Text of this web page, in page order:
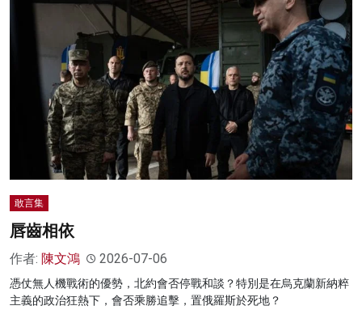
敢言集
唇齒相依
作者: 陳文鴻 2026-07-06
憑仗無人機戰術的優勢，北約會否停戰和談？特別是在烏克蘭新納粹
主義的政治狂熱下，會否乘勝追擊，置俄羅斯於死地？